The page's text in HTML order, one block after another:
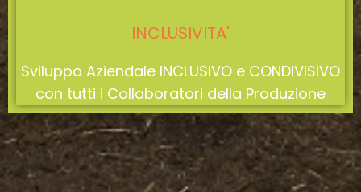
INCLUSIVITA'
Sviluppo Aziendale INCLUSIVO e CONDIVISIVO
con tutti i Collaboratori della Produzione